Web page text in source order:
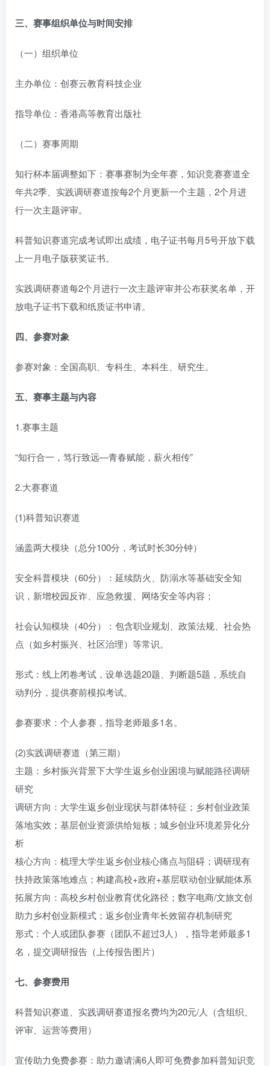
三、赛事组织单位与时间安排
（一）组织单位
主办单位：创赛云教育科技企业
指导单位：香港高等教育出版社
（二）赛事周期
知行杯本届调整如下：赛事赛制为全年赛，知识竞赛赛道全
年共2季、实践调研赛道按每2个月更新一个主题，2个月进
行一次主题评审。
科普知识赛道完成考试即出成绩，电子证书每月5号开放下载
上一月电子版获奖证书。
实践调研赛道每2个月进行一次主题评审并公布获奖名单，开
放电子证书下载和纸质证书申请。
四、参赛对象
参赛对象：全国高职、专科生、本科生、研究生。
五、赛事主题与内容
1.赛事主题
“知行合一，笃行致远—青春赋能，薪火相传”
2.大赛赛道
(1)科普知识赛道
涵盖两大模块（总分100分，考试时长30分钟）
安全科普模块（60分）：延续防火、防溺水等基础安全知
识，新增校园反诈、应急救援、网络安全等内容；
社会认知模块（40分）：包含职业规划、政策法规、社会热
点（如乡村振兴、社区治理）等常识。
形式：线上闭卷考试，设单选题20题、判断题5题，系统自
动判分，提供赛前模拟考试。
参赛要求：个人参赛，指导老师最多1名。
(2)实践调研赛道（第三期）
主题：乡村振兴背景下大学生返乡创业困境与赋能路径调研
研究
调研方向：大学生返乡创业现状与群体特征；乡村创业政策
落地实效；基层创业资源供给短板；城乡创业环境差异化分
析
核心方向：梳理大学生返乡创业核心痛点与阻碍；调研现有
扶持政策落地难点；构建高校+政府+基层联动创业赋能体系
拓展方向：高校乡村创业教育优化路径；数字电商/文旅文创
助力乡村创业新模式；返乡创业青年长效留存机制研究
形式：个人或团队参赛（团队不超过3人），指导老师最多1
名，提交调研报告（上传报告图片）
七、参赛费用
科普知识赛道、实践调研赛道报名费均为20元/人（含组织、
评审、运营等费用）
宣传助力免费参赛：助力邀请满6人即可免费参加科普知识竞